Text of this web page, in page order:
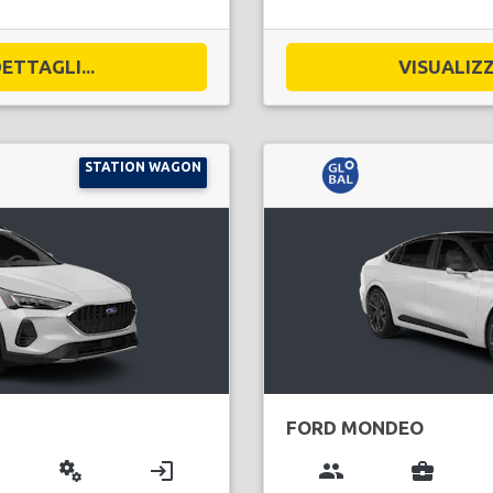
STATION WAGON
miscellaneous_services login
FORD MONDEO
group business_center